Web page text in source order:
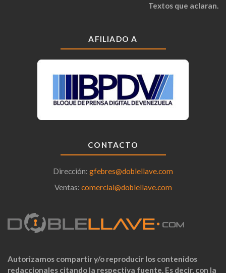
Textos que aclaran.
AFILIADO A
CONTACTO
Dirección: gfebres@doblellave.com
Ventas: comercial@doblellave.com
Autorizamos compartir y/o reproducir los contenidos
redaccionales citando la respectiva fuente. Es decir, con la